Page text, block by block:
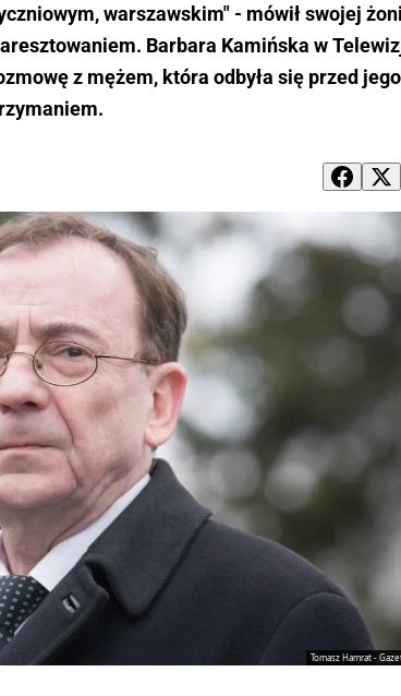
warszawskim" - mówił swojej
Barbara Kamińska w
z mężem, która odbyła się przed jego
Tomasz Hamrat -